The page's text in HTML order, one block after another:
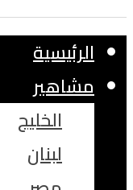
الرئيسية
مشاهير
الخليج
لبنان